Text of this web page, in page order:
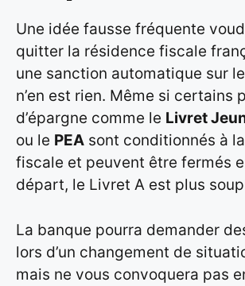
Une idée fausse fréquente
quitter la résidence fiscale
une sanction automatique sur
n’en est rien. Même si certains
d’épargne comme le Livret
ou le PEA sont conditionnés à
fiscale et peuvent être fermés
départ, le Livret A est plus
La banque pourra demander
lors d’un changement de
mais ne vous convoquera pas